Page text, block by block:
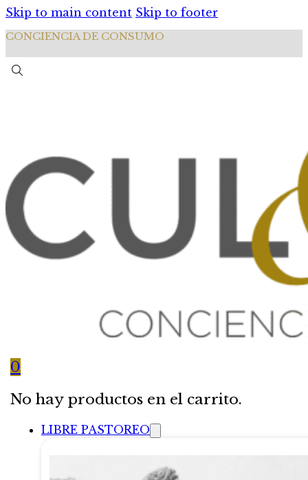
Skip to main content Skip to footer
CONCIENCIA DE CONSUMO
0
No hay productos en el carrito.
LIBRE PASTOREO